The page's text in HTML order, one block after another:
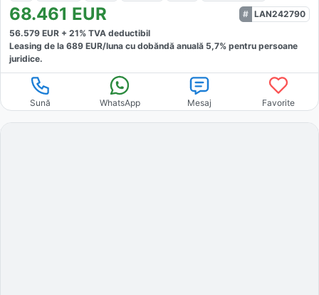
68.461 EUR
LAN242790
56.579 EUR + 21% TVA deductibil
Leasing de la 689 EUR/luna cu dobăndă anuală 5,7% pentru persoane
juridice.
Sună WhatsApp Mesaj Favorite